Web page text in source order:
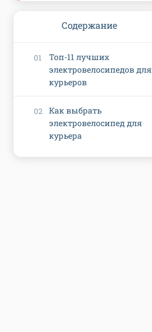
Содержание
Топ-11 лучших
электровелосипедов для
курьеров
Как выбрать
электровелосипед для
курьера